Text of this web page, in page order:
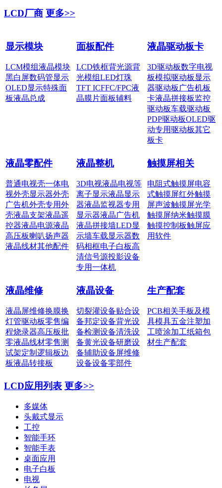
LCD厂商 更多>>
显示模块
LCM模组液晶模块
黑白屏数码管显示
OLED显示特殊面
板液晶总成
面板配件
LCD铁框背光源背
光模组LED灯珠
TFT ICFFC/FPC液
晶膜片面板辅料
液晶驱动板卡
3D驱动板数字电视
板模拟驱动板 显示
器驱动板广告机板
卡液晶拼接板监控
驱动板车载驱动板
PDP驱动板OLED驱
动专用驱动板其它
板卡
液晶零配件
普通电视壳一体电
视外壳显示器外壳
广告机外壳专用外
壳液晶支架液晶遥
控器液晶电源液晶
高压板喇叭扬声器
液晶线材其他配件
液晶整机
3D电视液晶电视等
离子显示液晶显示
器液晶监视器专用
显示器液晶广告机
液晶拼接墙LED显
示墙车载显示器数
码相框电子白板高
清信号源投影设备
专用一体机
触摸屏相关
电阻式触摸屏电容
式触摸屏红外触摸
屏声波触摸屏光学
触摸屏纳米触摸膜
触摸控制板触屏应
用软件
液晶维修
液晶屏维修换膜换
灯管驱动板零售编
程烧录器高压板批
零液晶线材零售测
试架定制 逻辑板边
板液晶转接板
液晶设备
切裂灌设备贴合设
备邦定设备背光设
备检测设备清洗设
备黄光设备研磨设
备辅助设备屏维修
设备设备零部件
生产配套
PCB相关手板及模
具模具五金注塑加
工喷涂加工纸箱包
材生产配套
LCD应用列表 更多>>
多媒体
头戴式显示
工控
智能手环
智能手表
桌面应用
电子白板
电视